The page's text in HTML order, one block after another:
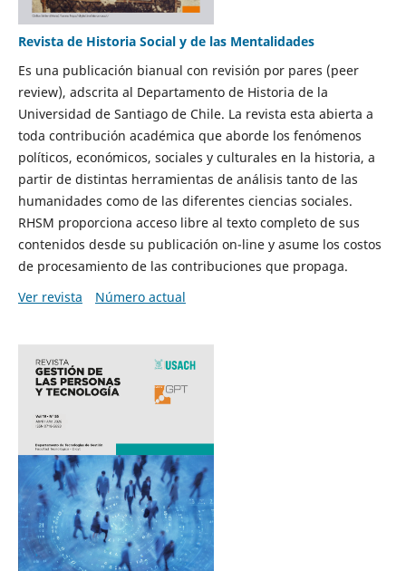
Revista de Historia Social y de las Mentalidades
Es una publicación bianual con revisión por pares (peer
review), adscrita al Departamento de Historia de la
Universidad de Santiago de Chile. La revista esta abierta a
toda contribución académica que aborde los fenómenos
políticos, económicos, sociales y culturales en la historia, a
partir de distintas herramientas de análisis tanto de las
humanidades como de las diferentes ciencias sociales.
RHSM proporciona acceso libre al texto completo de sus
contenidos desde su publicación on-line y asume los costos
de procesamiento de las contribuciones que propaga.
Ver revista
Número actual